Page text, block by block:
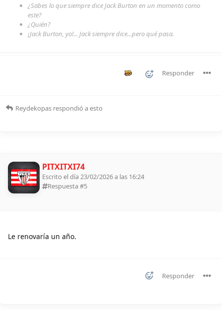
¿Sabes lo que siempre dice Jack Burton en un momento como
este?
¿Quién?
¡Jack Burton, yo!... Jack siempre dice...pero qué pasa.
Responder
Reydekopas respondió a esto
PITXITXI74
Escrito el día 23/02/2026 a las 16:24
Respuesta #5
Le renovaría un año.
Responder